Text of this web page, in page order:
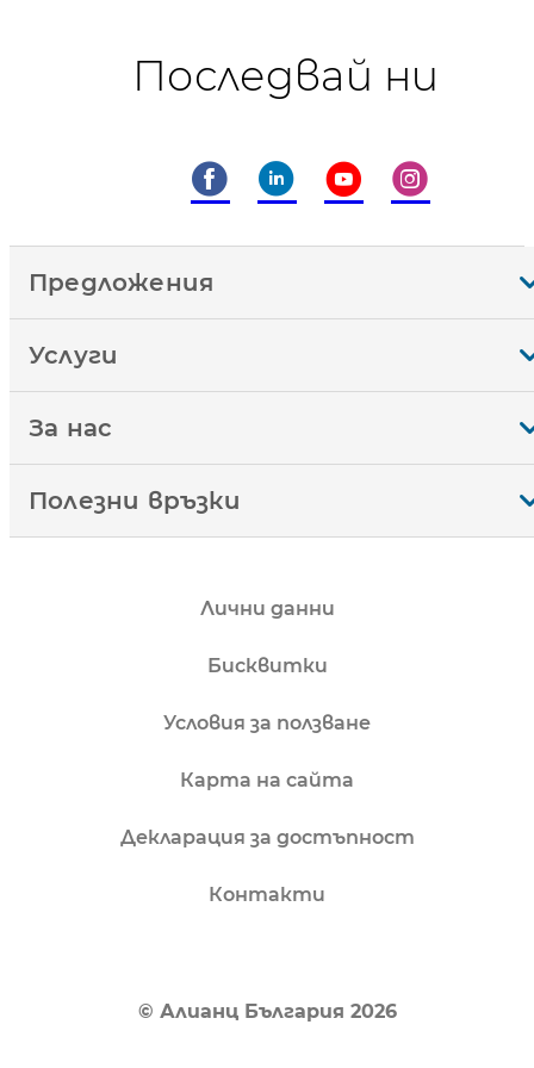
Последвай ни
Предложения
Услуги
За нас
Полезни връзки
Лични данни
Бисквитки
Условия за ползване
Карта на сайта
Декларация за достъпност
Контакти
© Алианц България 2026